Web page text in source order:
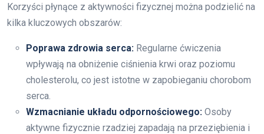
Korzyści płynące z aktywności fizycznej można podzielić na
kilka kluczowych obszarów:
Poprawa zdrowia serca: Regularne ćwiczenia
wpływają na obniżenie ciśnienia krwi oraz poziomu
cholesterolu, co jest istotne w zapobieganiu chorobom
serca.
Wzmacnianie układu odpornościowego: Osoby
aktywne fizycznie rzadziej zapadają na przeziębienia i